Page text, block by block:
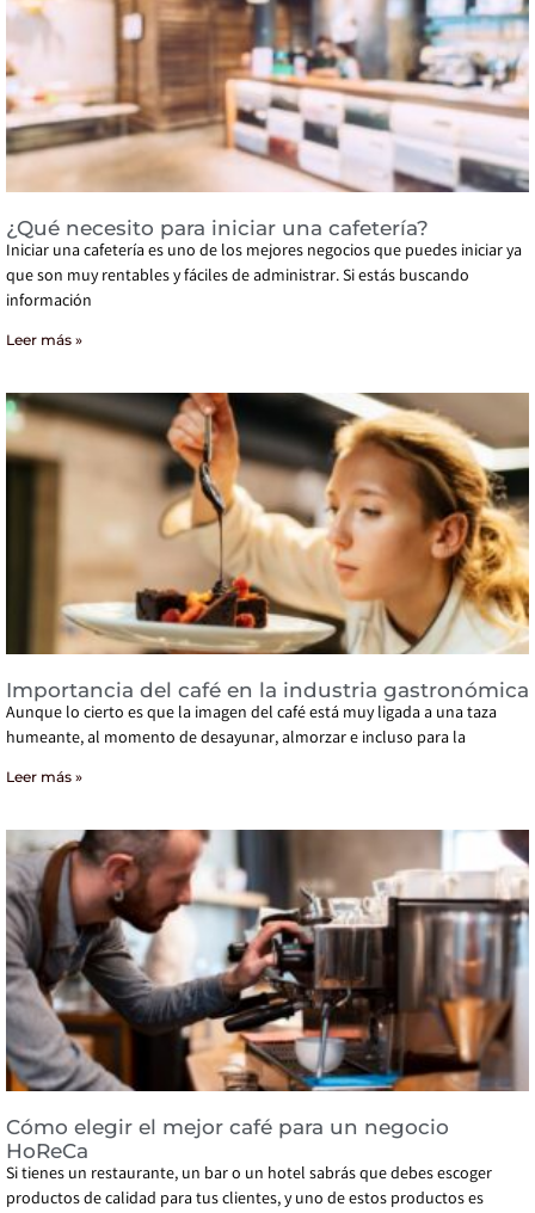
¿Qué necesito para iniciar una cafetería?
Iniciar una cafetería es uno de los mejores negocios que puedes iniciar ya
que son muy rentables y fáciles de administrar. Si estás buscando
información
Leer más »
Importancia del café en la industria gastronómica
Aunque lo cierto es que la imagen del café está muy ligada a una taza
humeante, al momento de desayunar, almorzar e incluso para la
Leer más »
Cómo elegir el mejor café para un negocio
HoReCa
Si tienes un restaurante, un bar o un hotel sabrás que debes escoger
productos de calidad para tus clientes, y uno de estos productos es